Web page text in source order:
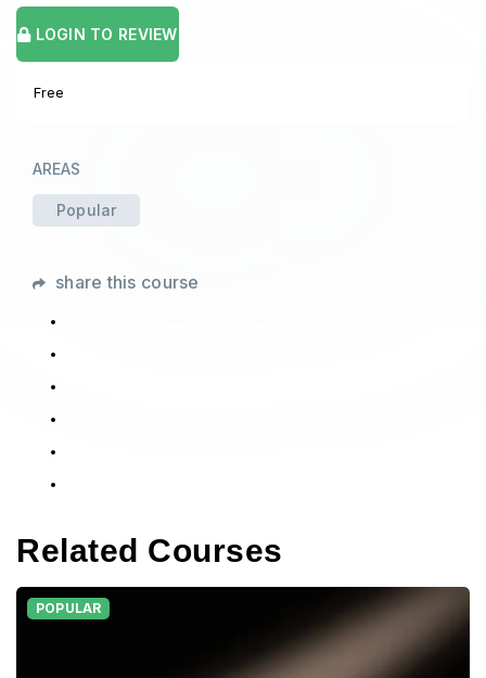
LOGIN TO REVIEW
Free
AREAS
Popular
share this course
Related Courses
POPULAR